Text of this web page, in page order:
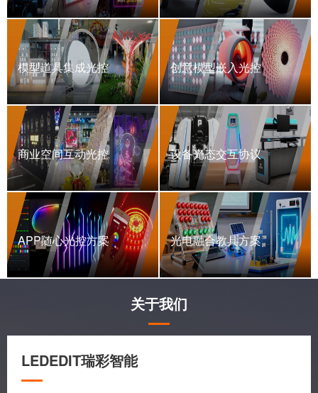
模型道具集成光控 创意模型嵌入光控
商业空间互动光控 设备光态交互协议
APP随心光控方案 光电融合教具方案
关于我们
LEDEDIT瑞彩智能